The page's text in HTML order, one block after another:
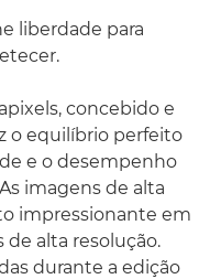
liberdade para
concebido e
o equilíbrio perfeito
e o desempenho
imagens de alta
impressionante em
de alta resolução.
durante a edição